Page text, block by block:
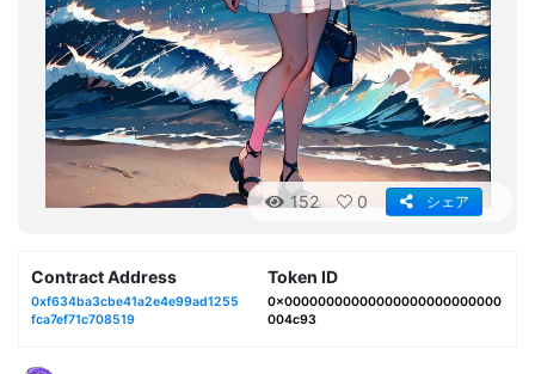
152 0 シェア
Contract Address
0xf634ba3cbe41a2e4e99ad1255
fca7ef71c708519
Token ID
0x00000000000000000000000000
004c93